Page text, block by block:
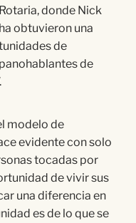
donde Nick
obtuvieron una
de
de
modelo de
evidente con solo
tocadas por
de vivir sus
una diferencia en
es de lo que se